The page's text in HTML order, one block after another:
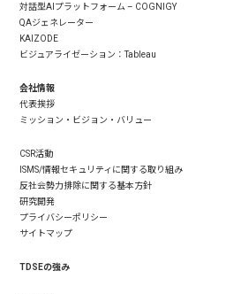
対話型AIプラットフォーム – COGNIGY
QAジェネレーター
KAIZODE
ビジュアライゼーション：Tableau
会社情報
代表挨拶
ミッション・ビジョン・バリュー
CSR活動
ISMS/情報セキュリティに関する取り組み
反社会勢力排除に関する基本方針
研究開発
プライバシーポリシー
サイトマップ
TDSEの強み